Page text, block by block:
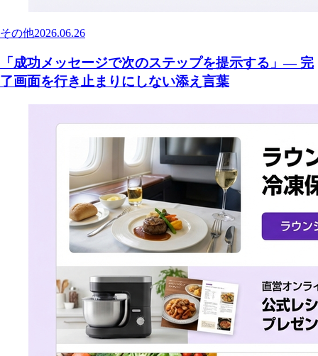
その他2026.06.26
「成功メッセージで次のステップを提示する」— 完
了画面を行き止まりにしない添え言葉